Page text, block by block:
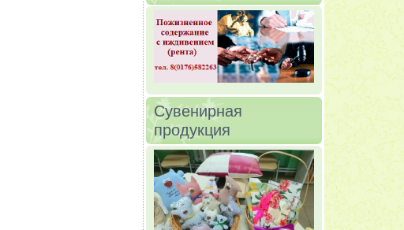
Сувенирная
продукция